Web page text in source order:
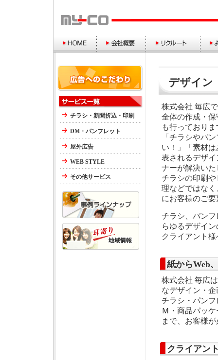
デザイン
株式会社 毎広
全体の作成・
も行っておりま
「チラシやパ
い！」「素材
表されるデザ
ナーが解決いた
チラシの印刷
理などではな
にお客様のご
チラシ、パン
らゆるデザイ
クライアント
紙からWeb
株式会社 毎広
なデザイン・
チラシ・パン
Ｍ・商品パッ
まで、お客様
クライアン
チラシ・新聞折込・印刷
DM・パンフレット
屋外広告
WEB STYLE
その他サービス